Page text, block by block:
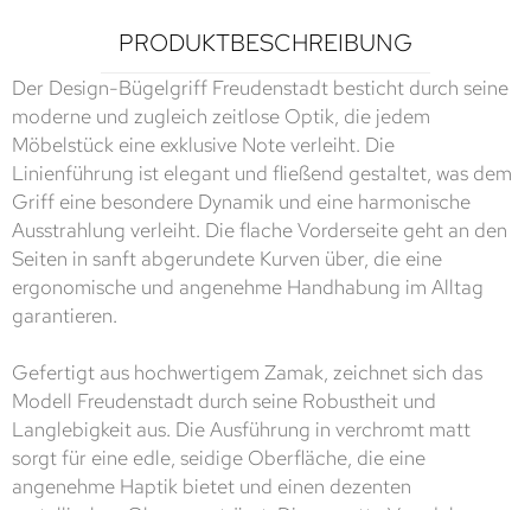
PRODUKTBESCHREIBUNG
Der Design-Bügelgriff Freudenstadt besticht durch seine
moderne und zugleich zeitlose Optik, die jedem
Möbelstück eine exklusive Note verleiht. Die
Linienführung ist elegant und fließend gestaltet, was dem
Griff eine besondere Dynamik und eine harmonische
Ausstrahlung verleiht. Die flache Vorderseite geht an den
Seiten in sanft abgerundete Kurven über, die eine
ergonomische und angenehme Handhabung im Alltag
garantieren.
Gefertigt aus hochwertigem Zamak, zeichnet sich das
Modell Freudenstadt durch seine Robustheit und
Langlebigkeit aus. Die Ausführung in verchromt matt
sorgt für eine edle, seidige Oberfläche, die eine
angenehme Haptik bietet und einen dezenten